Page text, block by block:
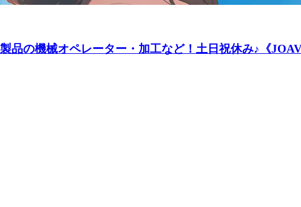
品の機械オペレーター・加工など！土日祝休み♪《